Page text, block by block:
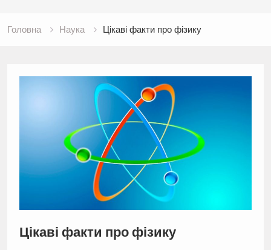
Головна Наука Цікаві факти про фізику
Цікаві факти про фізику